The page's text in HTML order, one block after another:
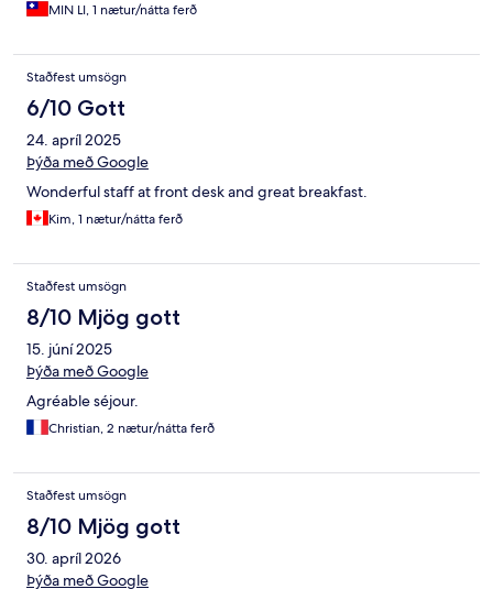
MIN LI, 1 nætur/nátta ferð
Staðfest umsögn
6/10 Gott
24. apríl 2025
Þýða með Google
Wonderful staff at front desk and great breakfast.
Kim, 1 nætur/nátta ferð
Staðfest umsögn
8/10 Mjög gott
15. júní 2025
Þýða með Google
Agréable séjour.
Christian, 2 nætur/nátta ferð
Staðfest umsögn
8/10 Mjög gott
30. apríl 2026
Þýða með Google